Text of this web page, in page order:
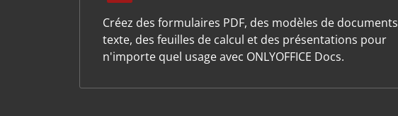
Créez des formulaires PDF, des modèles de documents
texte, des feuilles de calcul et des présentations pour
n'importe quel usage avec ONLYOFFICE Docs.